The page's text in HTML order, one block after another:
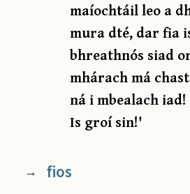
maíochtáil leo a
mura dté, dar fia
bhreathnós siad
mhárach má
ná i mbealach
Is groí sin!'
→ fios